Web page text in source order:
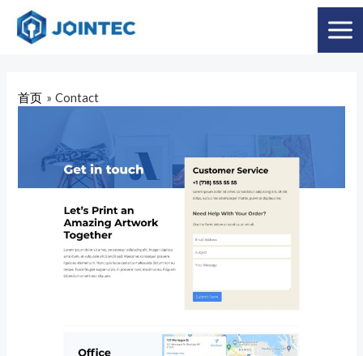
首页 Contact